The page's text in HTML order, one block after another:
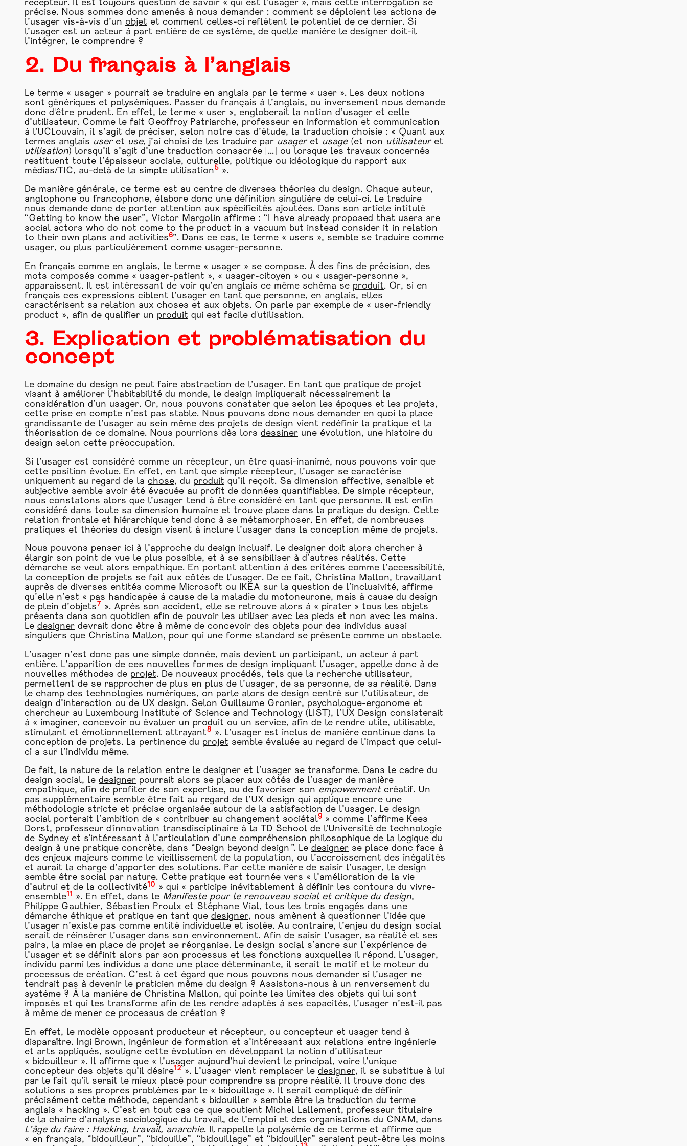
récepteur. Il est toujours question de savoir « qui est l’usager », mais cette interrogation se
précise. Nous sommes donc amenés à nous demander : comment se déploient les actions de
l’usager vis-à-vis d’un objet et comment celles-ci reflètent le potentiel de ce dernier. Si
l’usager est un acteur à part entière de ce système, de quelle manière le designer doit-il
l’intégrer, le comprendre ?
2. Du français à l’anglais
Le terme « usager » pourrait se traduire en anglais par le terme « user ». Les deux notions
sont génériques et polysémiques. Passer du français à l’anglais, ou inversement nous demande
donc d'être prudent. En effet, le terme « user », engloberait la notion d’usager et celle
d’utilisateur. Comme le fait Geoffroy Patriarche, professeur en information et communication
à l'UCLouvain, il s’agit de préciser, selon notre cas d’étude, la traduction choisie : « Quant aux
termes anglais useret use, j’ai choisi de les traduire par usageret usage(et non utilisateuret
utilisation) lorsqu’il s’agit d’une traduction consacrée [...] ou lorsque les travaux concernés
restituent toute l’épaisseur sociale, culturelle, politique ou idéologique du rapport aux
médias/TIC, au-delà de la simple utilisation5 ».
De manière générale, ce terme est au centre de diverses théories du design. Chaque auteur,
anglophone ou francophone, élabore donc une définition singulière de celui-ci. Le traduire
nous demande donc de porter attention aux spécificités ajoutées. Dans son article intitulé
“Getting to know the user”, Victor Margolin affirme : “I have already proposed that users are
social actors who do not come to the product in a vacuum but instead consider it in relation
to their own plans and activities6”. Dans ce cas, le terme « users », semble se traduire comme
usager, ou plus particulièrement comme usager-personne.
En français comme en anglais, le terme « usager » se compose. À des fins de précision, des
mots composés comme « usager-patient », « usager-citoyen » ou « usager-personne »,
apparaissent. Il est intéressant de voir qu’en anglais ce même schéma se produit. Or, si en
français ces expressions ciblent l’usager en tant que personne, en anglais, elles
caractérisent sa relation aux choses et aux objets. On parle par exemple de « user-friendly
product », afin de qualifier un produit qui est facile d'utilisation.
3. Explication et problématisation du
concept
Le domaine du design ne peut faire abstraction de l’usager. En tant que pratique de projet
visant à améliorer l’habitabilité du monde, le design impliquerait nécessairement la
considération d’un usager. Or, nous pouvons constater que selon les époques et les projets,
cette prise en compte n’est pas stable. Nous pouvons donc nous demander en quoi la place
grandissante de l’usager au sein même des projets de design vient redéfinir la pratique et la
théorisation de ce domaine. Nous pourrions dès lors dessiner une évolution, une histoire du
design selon cette préoccupation.
Si l’usager est considéré comme un récepteur, un être quasi-inanimé, nous pouvons voir que
cette position évolue. En effet, en tant que simple récepteur, l’usager se caractérise
uniquement au regard de la chose, du produit qu’il reçoit. Sa dimension affective, sensible et
subjective semble avoir été évacuée au profit de données quantifiables. De simple récepteur,
nous constatons alors que l’usager tend à être considéré en tant que personne. Il est enfin
considéré dans toute sa dimension humaine et trouve place dans la pratique du design. Cette
relation frontale et hiérarchique tend donc à se métamorphoser. En effet, de nombreuses
pratiques et théories du design visent à inclure l’usager dans la conception même de projets.
Nous pouvons penser ici à l’approche du design inclusif. Le designer doit alors chercher à
élargir son point de vue le plus possible, et à se sensibiliser à d’autres réalités. Cette
démarche se veut alors empathique. En portant attention à des critères comme l’accessibilité,
la conception de projets se fait aux côtés de l’usager. De ce fait, Christina Mallon, travaillant
auprès de diverses entités comme Microsoft ou IKEA sur la question de l’inclusivité, affirme
qu’elle n’est « pas handicapée à cause de la maladie du motoneurone, mais à cause du design
de plein d’objets 7
». Après son accident, elle se retrouve alors à « pirater » tous les objets
présents dans son quotidien afin de pouvoir les utiliser avec les pieds et non avec les mains.
Le designer devrait donc être à même de concevoir des objets pour des individus aussi
singuliers que Christina Mallon, pour qui une forme standard se présente comme un obstacle.
L’usager n’est donc pas une simple donnée, mais devient un participant, un acteur à part
entière. L’apparition de ces nouvelles formes de design impliquant l’usager, appelle donc à de
nouvelles méthodes de projet. De nouveaux procédés, tels que la recherche utilisateur,
permettent de se rapprocher de plus en plus de l’usager, de sa personne, de sa réalité. Dans
le champ des technologies numériques, on parle alors de design centré sur l’utilisateur, de
design d’interaction ou de UX design. Selon Guillaume Gronier, psychologue-ergonome et
chercheur au Luxembourg Institute of Science and Technology (LIST), l’UX Design consisterait
à « imaginer, concevoir ou évaluer un produit ou un service, afin de le rendre utile, utilisable,
stimulant et émotionnellement attrayant8
». L’usager est inclus de manière continue dans la
conception de projets. La pertinence du projet semble évaluée au regard de l’impact que celui-
ci a sur l’individu même.
De fait, la nature de la relation entre le designer et l’usager se transforme. Dans le cadre du
design social, le designer pourrait alors se placer aux côtés de l’usager de manière
empathique, afin de profiter de son expertise, ou de favoriser son empowermentcréatif. Un
pas supplémentaire semble être fait au regard de l’UX design qui applique encore une
méthodologie stricte et précise organisée autour de la satisfaction de l’usager. Le design
social porterait l’ambition de « contribuer au changement sociétal9 » comme l’affirme Kees
Dorst, professeur d'innovation transdisciplinaire à la TD School de l'Université de technologie
de Sydney et s'intéressant à l’articulation d’une compréhension philosophique de la logique du
design à une pratique concrète, dans “Design beyond design ”. Le designer se place donc face à
des enjeux majeurs comme le vieillissement de la population, ou l’accroissement des inégalités
et aurait la charge d’apporter des solutions. Par cette manière de saisir l’usager, le design
semble être social par nature. Cette pratique est tournée vers « l’amélioration de la vie
d’autrui et de la collectivité10
» qui « participe inévitablement à définir les contours du vivre-
ensemble11 ». En effet, dans le Manifestepour le renouveau social et critique du design,
Philippe Gauthier, Sébastien Proulx et Stéphane Vial, tous les trois engagés dans une
démarche éthique et pratique en tant que designer, nous amènent à questionner l’idée que
l’usager n’existe pas comme entité individuelle et isolée. Au contraire, l’enjeu du design social
serait de réinsérer l’usager dans son environnement. Afin de saisir l’usager, sa réalité et ses
pairs, la mise en place de projet se réorganise. Le design social s’ancre sur l’expérience de
l’usager et se définit alors par son processus et les fonctions auxquelles il répond. L’usager,
individu parmi les individus a donc une place déterminante, il serait le motif et le moteur du
processus de création. C’est à cet égard que nous pouvons nous demander si l’usager ne
tendrait pas à devenir le praticien même du design ? Assistons-nous à un renversement du
système ? À la manière de Christina Mallon, qui pointe les limites des objets qui lui sont
imposés et qui les transforme afin de les rendre adaptés à ses capacités, l’usager n’est-il pas
à même de mener ce processus de création ?
En effet, le modèle opposant producteur et récepteur, ou concepteur et usager tend à
disparaître. Ingi Brown, ingénieur de formation et s’intéressant aux relations entre ingénierie
et arts appliqués, souligne cette évolution en développant la notion d’utilisateur
« bidouilleur ». Il affirme que « l’usager aujourd’hui devient le principal, voire l’unique
concepteur des objets qu’il désire12 ». L’usager vient remplacer le designer, il se substitue à lui
par le fait qu’il serait le mieux placé pour comprendre sa propre réalité. Il trouve donc des
solutions a ses propres problèmes par le « bidouillage ». Il serait compliqué de définir
précisément cette méthode, cependant « bidouiller » semble être la traduction du terme
anglais « hacking ». C’est en tout cas ce que soutient Michel Lallement, professeur titulaire
de la chaire d’analyse sociologique du travail, de l’emploi et des organisations du CNAM, dans
L’âge du faire : Hacking, travail, anarchie. Il rappelle la polysémie de ce terme et affirme que
« en français, “bidouilleur”, “bidouille”, “bidouillage” et “bidouiller” seraient peut-être les moins